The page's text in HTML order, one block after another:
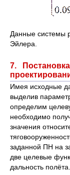
Данные системы
Эйлера.
7.
Имея исходные
выделив
определим
необходимо
значения
заданной ПН на
две целевые
дальность